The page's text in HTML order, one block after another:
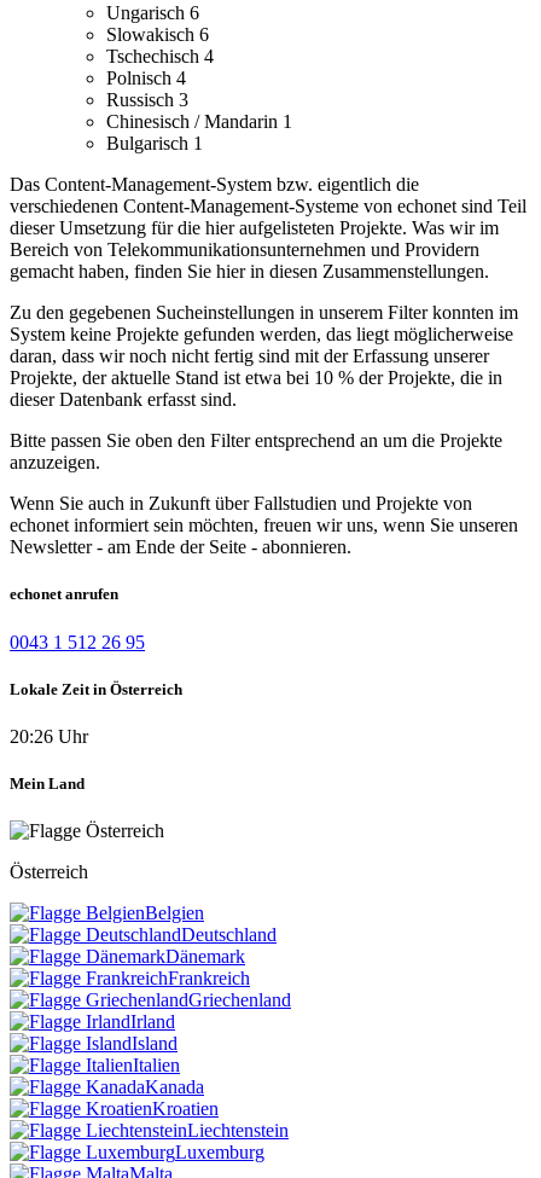
Ungarisch 6
Slowakisch 6
Tschechisch 4
Polnisch 4
Russisch 3
Chinesisch / Mandarin 1
Bulgarisch 1
Das Content-Management-System bzw. eigentlich die
verschiedenen Content-Management-Systeme von echonet sind Teil
dieser Umsetzung für die hier aufgelisteten Projekte. Was wir im
Bereich von Telekommunikationsunternehmen und Providern
gemacht haben, finden Sie hier in diesen Zusammenstellungen.
Zu den gegebenen Sucheinstellungen in unserem Filter konnten im
System keine Projekte gefunden werden, das liegt möglicherweise
daran, dass wir noch nicht fertig sind mit der Erfassung unserer
Projekte, der aktuelle Stand ist etwa bei 10 % der Projekte, die in
dieser Datenbank erfasst sind.
Bitte passen Sie oben den Filter entsprechend an um die Projekte
anzuzeigen.
Wenn Sie auch in Zukunft über Fallstudien und Projekte von
echonet informiert sein möchten, freuen wir uns, wenn Sie unseren
Newsletter - am Ende der Seite - abonnieren.
echonet anrufen
0043 1 512 26 95
Lokale Zeit in Österreich
20:26 Uhr
Mein Land
Österreich
Belgien
Deutschland
Dänemark
Frankreich
Griechenland
Irland
Island
Italien
Kanada
Kroatien
Liechtenstein
Luxemburg